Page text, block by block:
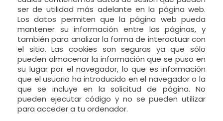
ser de utilidad más adelante en la página web.
Los datos permiten que la página web pueda
mantener su información entre las páginas, y
también para analizar la forma de interactuar con
el sitio. Las cookies son seguras ya que sólo
pueden almacenar la información que se puso en
su lugar por el navegador, lo que es información
que el usuario ha introducido en el navegador o la
que se incluye en la solicitud de página. No
pueden ejecutar código y no se pueden utilizar
para acceder a tu ordenador.